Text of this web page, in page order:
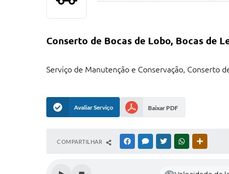
Conserto de Bocas de Lobo, Bocas de
Serviço de Manutenção e Conservação, Conserto
Avaliar Serviço Baixar PDF
COMPARTILHAR FACEBOOKMESSENGER
TWITTERWHATSAPP